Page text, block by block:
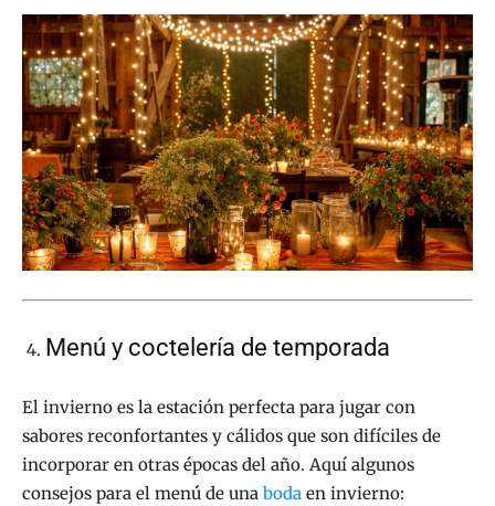
Menú y coctelería de temporada
El invierno es la estación perfecta para jugar con
sabores reconfortantes y cálidos que son difíciles de
incorporar en otras épocas del año. Aquí algunos
consejos para el menú de una boda en invierno: